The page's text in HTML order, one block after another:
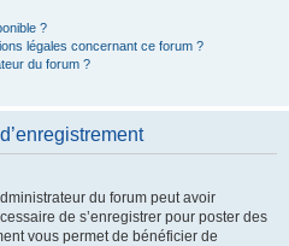
?
légales concernant ce forum ?
du forum ?
du forum peut avoir
de s’enregistrer pour poster des
vous permet de bénéficier de